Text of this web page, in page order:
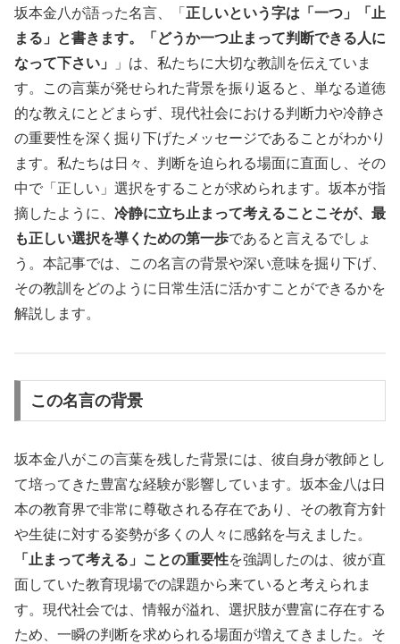
坂本金八が語った名言、「 正しいという字は「一つ」「止
まる」と書きます。「どうか一つ止まって判断できる人に
なって下さい」
」は、私たちに大切な教訓を伝えていま
す。この言葉が発せられた背景を振り返ると、単なる道徳
的な教えにとどまらず、現代社会における判断力や冷静さ
の重要性を深く掘り下げたメッセージであることがわかり
ます。私たちは日々、判断を迫られる場面に直面し、その
中で「正しい」選択をすることが求められます。坂本が指
摘したように、 冷静に立ち止まって考えることこそが、最
も正しい選択を導くための第一歩であると言えるでしょ
う。本記事では、この名言の背景や深い意味を掘り下げ、
その教訓をどのように日常生活に活かすことができるかを
解説します。
この名言の背景
坂本金八がこの言葉を残した背景には、彼自身が教師とし
て培ってきた豊富な経験が影響しています。坂本金八は日
本の教育界で非常に尊敬される存在であり、その教育方針
や生徒に対する姿勢が多くの人々に感銘を与えました。
「止まって考える」ことの重要性を強調したのは、彼が直
面していた教育現場での課題から来ていると考えられま
す。現代社会では、情報が溢れ、選択肢が豊富に存在する
ため、一瞬の判断を求められる場面が増えてきました。そ